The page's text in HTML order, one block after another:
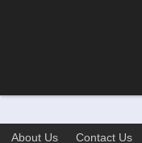
About Us Contact Us